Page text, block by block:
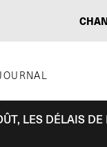
LES DÉLAIS